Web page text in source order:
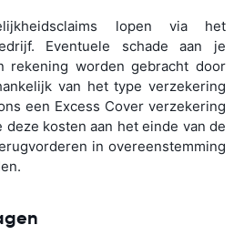
lopen via het
Eventuele schade aan je
rekening worden gebracht door
van het type verzekering
een Excess Cover verzekering
kosten aan het einde van de
in overeenstemming